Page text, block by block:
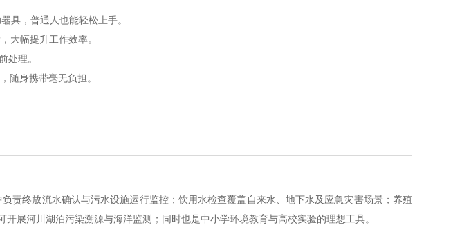
具，普通人也能轻松上手。
大幅提升工作效率。
理。
随身携带毫无负担。
责终放流水确认与污水设施运行监控；饮用水检查覆盖自来水、地下水及应急灾害场景；养殖
展河川湖泊污染溯源与海洋监测；同时也是中小学环境教育与高校实验的理想工具。